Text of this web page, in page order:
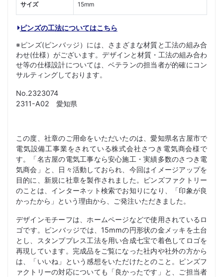
サイズ 15mm
ピンズの工法についてはこちら
※ピンズ(ピンバッジ）には、さまざまな材質と工法の組み合
わせ(仕様）がございます。デザインと材質・工法の組み合わ
せ等の仕様設計については、ベテランの担当者が的確にコン
サルティングしております。
No.2323074
2311-A02 愛知県
この度、社章のご用命をいただいたのは、愛知県名古屋市で
電気設備工事業をされている株式会社さつき電気商会様で
す。「名古屋の電気工事なら安心施工・実績多数のさつき電
気商会」と、日々活動しておられ、今回はイメージアップを
目的に、新規に社章を製作されました。ピンズファクトリー
のことは、インターネット検索でお知りになり、「印象が良
かったから」という理由から、ご発注いただきました。
デザインモチーフは、ホームページなどで使用されているロ
ゴです。ピンバッジでは、15mmの円形状の金メッキを土台
とし、スタンププレス工法を用い合成七宝で着色してロゴを
再現しています。完成品をご覧になった社内や社外の方から
は、「いいね」という感想をいただけたとのこと。ピンズフ
ァクトリーの対応についても「良かったです」と、ご担当者